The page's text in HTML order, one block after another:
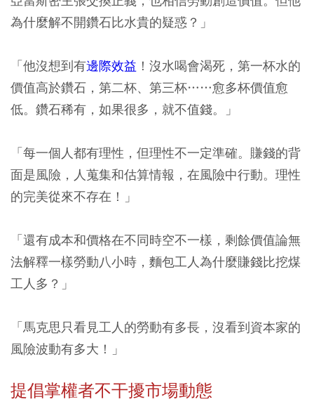
為什麼解不開鑽石比水貴的疑惑？」
「他沒想到有邊際效益 ！沒水喝會渴死，第一杯水的
價值高於鑽石，第二杯、第三杯……愈多杯價值愈
低。鑽石稀有，如果很多，就不值錢。」
「每一個人都有理性，但理性不一定準確。賺錢的背
面是風險，人蒐集和估算情報，在風險中行動。理性
的完美從來不存在！」
「還有成本和價格在不同時空不一樣，剩餘價值論無
法解釋一樣勞動八小時，麵包工人為什麼賺錢比挖煤
工人多？」
「馬克思只看見工人的勞動有多長，沒看到資本家的
風險波動有多大！」
提倡掌權者不干擾市場動態